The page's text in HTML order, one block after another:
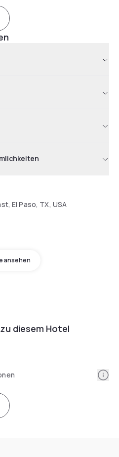
El Paso, TX, USA
ansehen
diesem Hotel